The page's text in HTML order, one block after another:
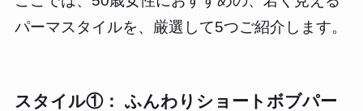
パーマスタイルを、厳選して5つご紹介します。
スタイル①： ふんわりショートボブパー